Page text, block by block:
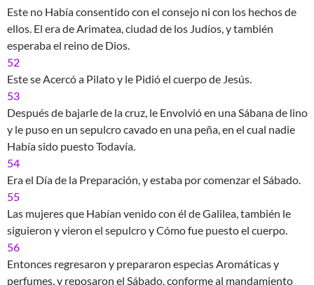
Este no Había consentido con el consejo ni con los hechos de
ellos. El era de Arimatea, ciudad de los Judíos, y también
esperaba el reino de Dios.
52
Este se Acercó a Pilato y le Pidió el cuerpo de Jesús.
53
Después de bajarle de la cruz, le Envolvió en una Sábana de lino
y le puso en un sepulcro cavado en una peña, en el cual nadie
Había sido puesto Todavía.
54
Era el Día de la Preparación, y estaba por comenzar el Sábado.
55
Las mujeres que Habían venido con él de Galilea, también le
siguieron y vieron el sepulcro y Cómo fue puesto el cuerpo.
56
Entonces regresaron y prepararon especias Aromáticas y
perfumes, y reposaron el Sábado, conforme al mandamiento